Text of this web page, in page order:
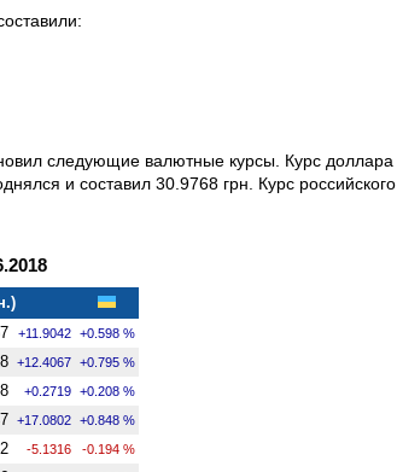
следующие валютные курсы. Курс доллара
и составил 30.9768 грн. Курс российского
+11.9042 +0.598 %
+12.4067 +0.795 %
+0.2719 +0.208 %
+17.0802 +0.848 %
-5.1316 -0.194 %